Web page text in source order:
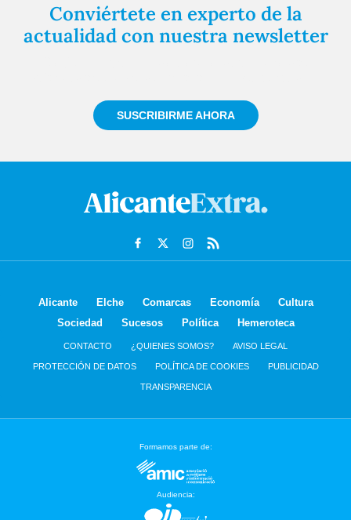
Conviértete en experto de la
actualidad con nuestra newsletter
SUSCRIBIRME AHORA
Alicante Elche Comarcas Economía
Cultura
Sociedad
Sucesos Política Hemeroteca
CONTACTO ¿QUIENES SOMOS? AVISO LEGAL
PROTECCIÓN DE DATOS POLÍTICA DE COOKIES PUBLICIDAD
TRANSPARENCIA
Formamos parte de:
Audiencia: